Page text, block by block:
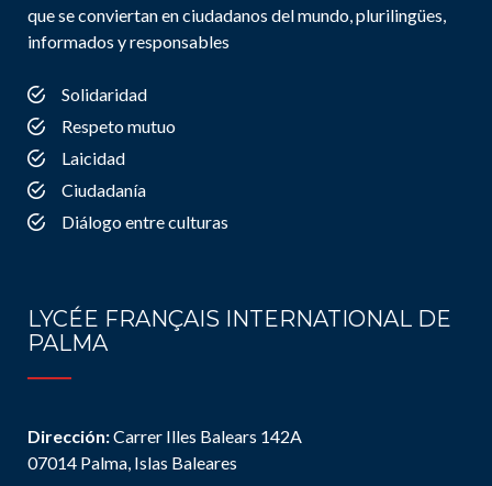
que se conviertan en ciudadanos del mundo, plurilingües,
informados y responsables
Solidaridad
Respeto mutuo
Laicidad
Ciudadanía
Diálogo entre culturas
LYCÉE FRANÇAIS INTERNATIONAL DE
PALMA
Dirección:Carrer Illes Balears 142A
07014 Palma, Islas Baleares